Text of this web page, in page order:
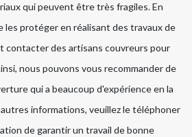
qui peuvent être très fragiles. En
les protéger en réalisant des travaux de
contacter des artisans couvreurs pour
nous pouvons vous recommander de
qui a beaucoup d'expérience en la
informations, veuillez le téléphoner
de garantir un travail de bonne